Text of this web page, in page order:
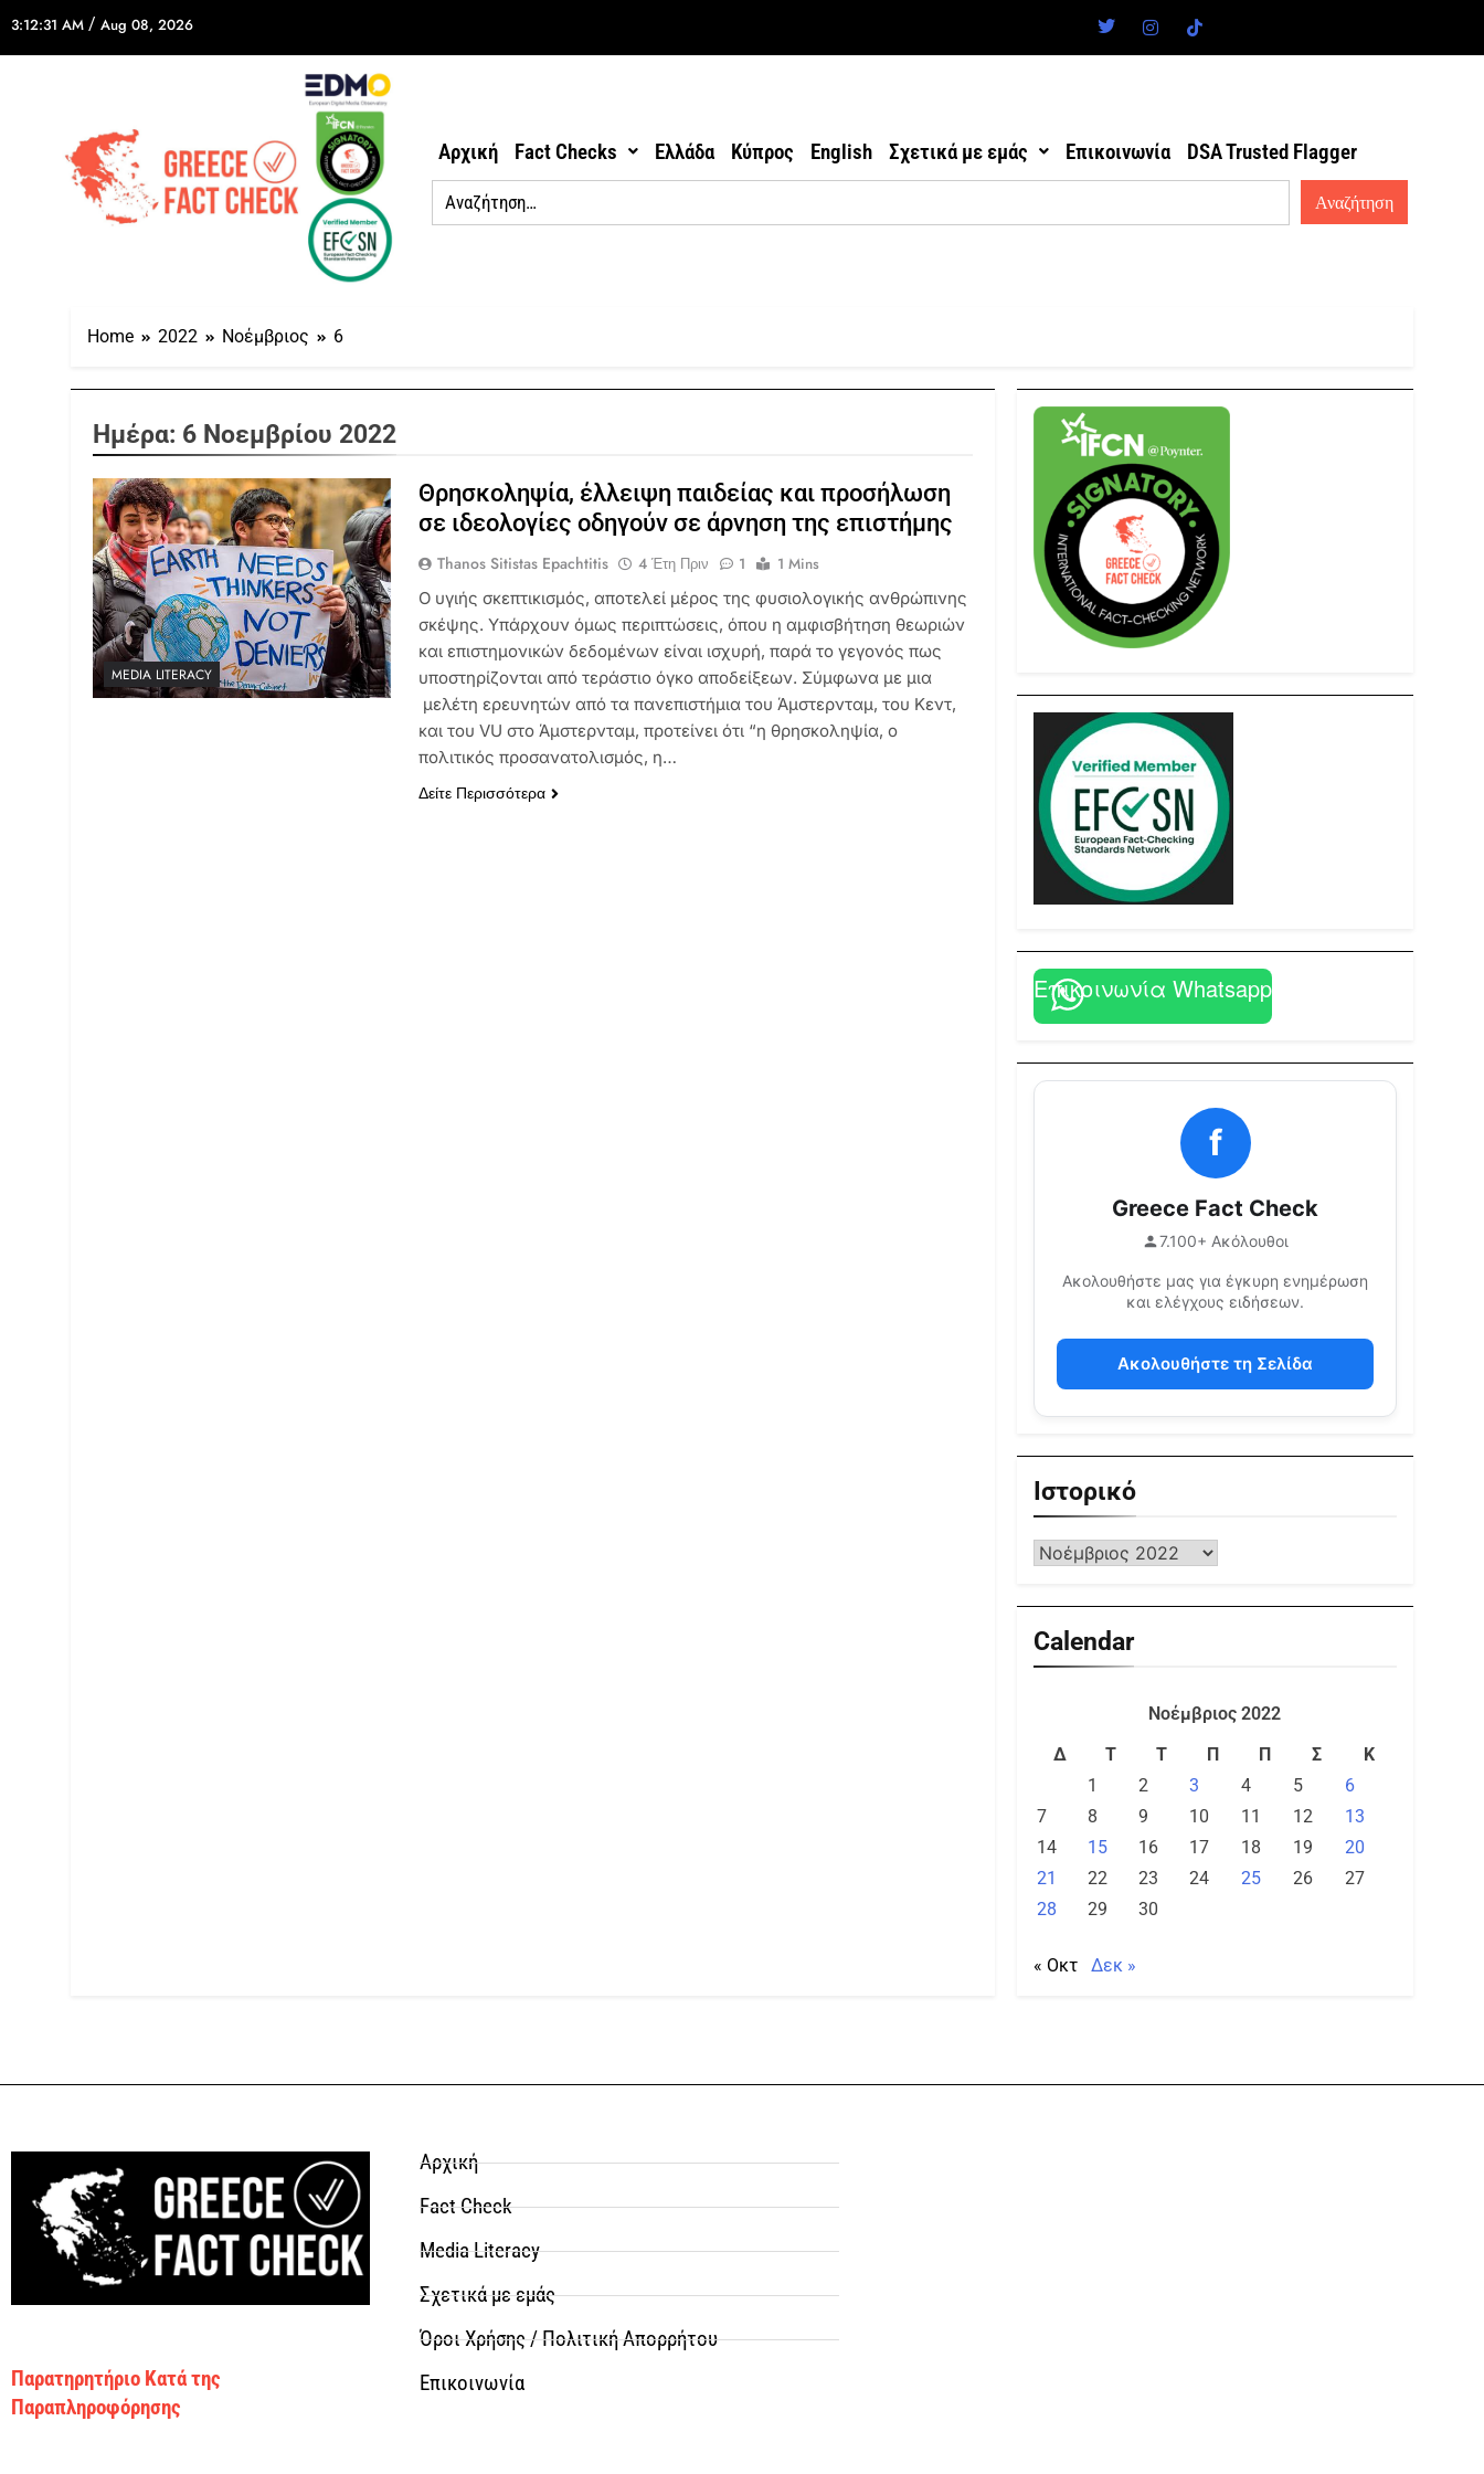
3:12:31 AM / Aug 08, 2026
Αρχική Fact Checks Ελλάδα Κύπρος English Σχετικά με εμάς Επικοινωνία DSA Trusted Flagger
Home 2022 Νοέμβριος 6
Ημέρα: 6 Νοεμβρίου 2022
MEDIA LITERACY
Θρησκοληψία, έλλειψη παιδείας και προσήλωση
σε ιδεολογίες οδηγούν σε άρνηση της επιστήμης
Thanos Sitistas Epachtitis 4 Έτη Πριν 1
1 Mins
Ο υγιής σκεπτικισμός, αποτελεί μέρος της φυσιολογικής ανθρώπινης
σκέψης. Υπάρχουν όμως περιπτώσεις, όπου η αμφισβήτηση θεωριών
και επιστημονικών δεδομένων είναι ισχυρή, παρά το γεγονός πως
υποστηρίζονται από τεράστιο όγκο αποδείξεων. Σύμφωνα με μια
μελέτη ερευνητών από τα πανεπιστήμια του Άμστερνταμ, του Κεντ,
και του VU στο Άμστερνταμ, προτείνει ότι “η θρησκοληψία, ο
πολιτικός προσανατολισμός, η…
Δείτε Περισσότερα
Επικοινωνία Whatsapp
f
Greece Fact Check
7.100+ Ακόλουθοι
Ακολουθήστε μας για έγκυρη ενημέρωση
και ελέγχους ειδήσεων.
Ακολουθήστε τη Σελίδα
Ιστορικό
Calendar
Νοέμβριος 2022
Δ
Τ Τ Π Π Σ
Κ
1
2 3 4 5
6
7
8 9 10 11 12
13
14
15 16 17 18 19
20
21
22 23 24 25 26
27
28
29 30
« Οκτ Δεκ »
Παρατηρητήριο Κατά της
Παραπληροφόρησης
Αρχική
Fact Check
Media Literacy
Σχετικά με εμάς
Όροι Χρήσης / Πολιτική Απορρήτου
Επικοινωνία